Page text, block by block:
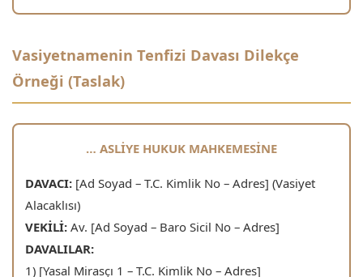
Vasiyetnamenin Tenfizi Davası Dilekçe
Örneği (Taslak)
… ASLİYE HUKUK MAHKEMESİNE
DAVACI: [Ad Soyad – T.C. Kimlik No – Adres] (Vasiyet
Alacaklısı)
VEKİLİ: Av. [Ad Soyad – Baro Sicil No – Adres]
DAVALILAR:
1) [Yasal Mirasçı 1 – T.C. Kimlik No – Adres]